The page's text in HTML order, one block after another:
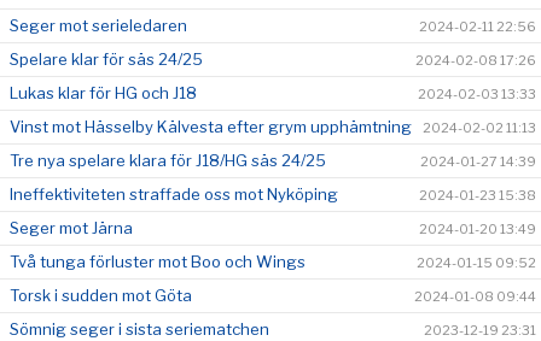
Seger mot serieledaren 2024-02-11 22:56
Spelare klar för säs 24/25 2024-02-08 17:26
Lukas klar för HG och J18 2024-02-03 13:33
Vinst mot Hässelby Kälvesta efter grym upphämtning 2024-02-02 11:13
Tre nya spelare klara för J18/HG säs 24/25 2024-01-27 14:39
Ineffektiviteten straffade oss mot Nyköping 2024-01-23 15:38
Seger mot Järna 2024-01-20 13:49
Två tunga förluster mot Boo och Wings 2024-01-15 09:52
Torsk i sudden mot Göta 2024-01-08 09:44
Sömnig seger i sista seriematchen 2023-12-19 23:31